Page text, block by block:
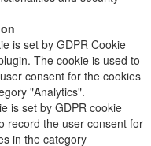
is set by GDPR Cookie
The cookie is used to
consent for the cookies
"Analytics".
is set by GDPR cookie
record the user consent for
in the category